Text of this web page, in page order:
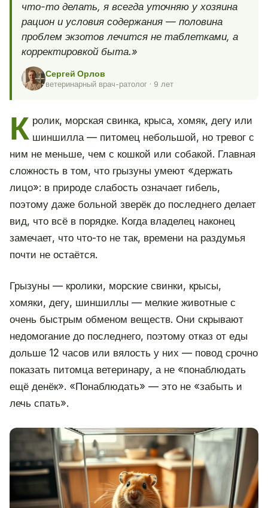
что-то делать, я всегда уточняю у хозяина
рацион и условия содержания — половина
проблем экзотов лечится не таблетками, а
корректировкой быта.»
Сергей Орлов
ветеринарный врач-ратолог · 9 лет
К ролик, морская свинка, крыса, хомяк, дегу или
шиншилла — питомец небольшой, но тревог с
ним не меньше, чем с кошкой или собакой. Главная
сложность в том, что грызуны умеют «держать
лицо»: в природе слабость означает гибель,
поэтому даже больной зверёк до последнего делает
вид, что всё в порядке. Когда владелец наконец
замечает, что что-то не так, времени на раздумья
почти не остаётся.
Грызуны — кролики, морские свинки, крысы,
хомяки, дегу, шиншиллы — мелкие животные с
очень быстрым обменом веществ. Они скрывают
недомогание до последнего, поэтому отказ от еды
дольше 12 часов или вялость у них — повод срочно
показать питомца ветеринару, а не «понаблюдать
ещё денёк». «Понаблюдать» — это не «забыть и
лечь спать».